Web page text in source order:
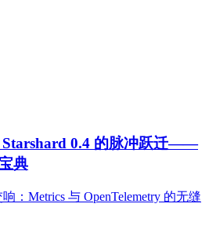
Starshard 0.4 的脉冲跃迁——
典